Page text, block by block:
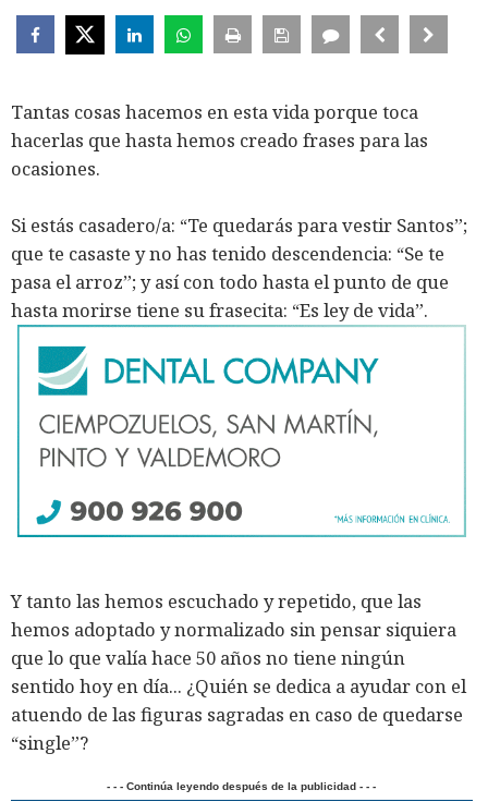
Tantas cosas hacemos en esta vida porque toca
hacerlas que hasta hemos creado frases para las
ocasiones.
Si estás casadero/a: “Te quedarás para vestir Santos”;
que te casaste y no has tenido descendencia: “Se te
pasa el arroz”; y así con todo hasta el punto de que
hasta morirse tiene su frasecita: “Es ley de vida”.
Y tanto las hemos escuchado y repetido, que las
hemos adoptado y normalizado sin pensar siquiera
que lo que valía hace 50 años no tiene ningún
sentido hoy en día... ¿Quién se dedica a ayudar con el
atuendo de las figuras sagradas en caso de quedarse
“single”?
- - - Continúa leyendo después de la publicidad - - -